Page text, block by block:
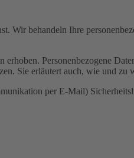
Wir behandeln Ihre
erhoben. Personenbezogene
Sie erläutert auch, wie und zu
per E-Mail)